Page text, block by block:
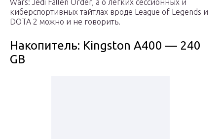
Wars: Jedi Fallen Order, а о легких сессионных и
киберспортивных тайтлах вроде League of Legends и
DOTA 2 можно и не говорить.
Накопитель: Kingston A400 — 240
GB